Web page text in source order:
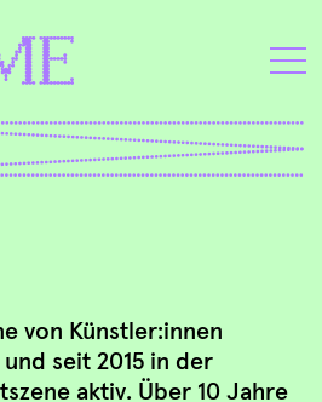
von Künstler:innen
seit 2015 in der
aktiv. Über 10 Jahre